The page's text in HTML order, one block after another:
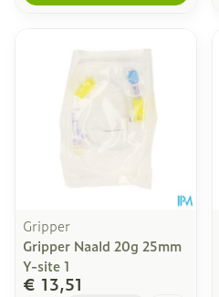
Gripper
Gripper Naald 20g 25mm
Y-site 1
€ 13,51